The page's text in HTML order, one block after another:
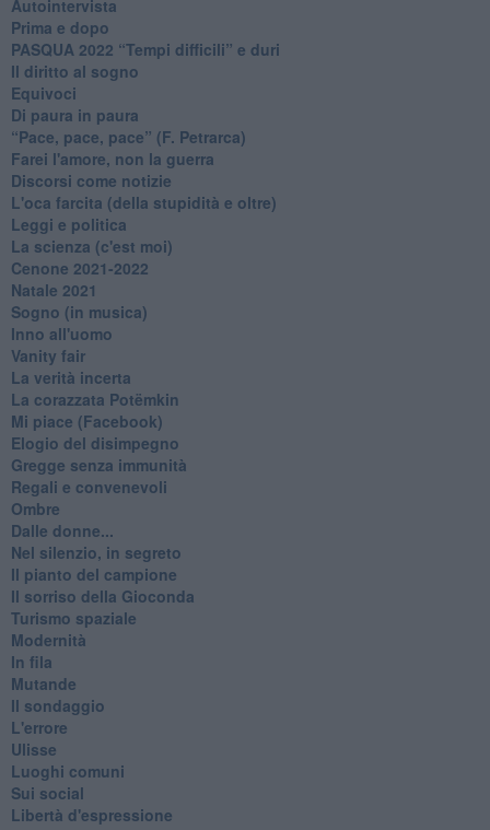
Autointervista
Prima e dopo
​PASQUA 2022 “Tempi difficili” e duri
Il diritto al sogno
Equivoci
Di paura in paura
​“Pace, pace, pace” (F. Petrarca)
Farei l'amore, non la guerra
Discorsi come notizie
L'oca farcita (della stupidità e oltre)
Leggi e politica
La scienza (c'est moi)
Cenone 2021-2022
Natale 2021
Sogno (in musica)
Inno all'uomo
Vanity fair
La verità incerta
La corazzata Potëmkin
Mi piace (Facebook)
Elogio del disimpegno
Gregge senza immunità
Regali e convenevoli
Ombre
Dalle donne...
Nel silenzio, in segreto
Il pianto del campione
Il sorriso della Gioconda
Turismo spaziale
Modernità
In fila
Mutande
Il sondaggio
L'errore
Ulisse
Luoghi comuni
Sui social
Libertà d'espressione